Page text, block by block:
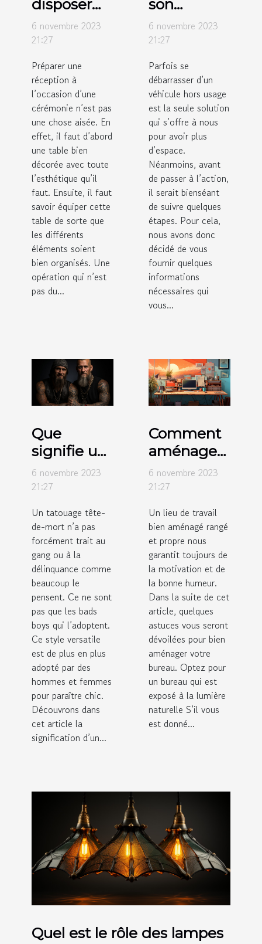
disposer
des verres
sur des
réception ?
6 novembre 2023
21:27
Préparer une
réception à
l’occasion d’une
cérémonie n’est pas
une chose aisée. En
effet, il faut d’abord
une table bien
décorée avec toute
l’esthétique qu’il
faut. Ensuite, il faut
savoir équiper cette
table de sorte que
les différents
éléments soient
bien organisés. Une
opération qui n’est
pas du...
son
véhicule
hors usage
y procédé ?
6 novembre 2023
21:27
Parfois se
débarrasser d’un
véhicule hors usage
est la seule solution
qui s’offre à nous
pour avoir plus
d’espace.
Néanmoins, avant
de passer à l’action,
il serait bienséant
de suivre quelques
étapes. Pour cela,
nous avons donc
décidé de vous
fournir quelques
informations
nécessaires qui
vous...
Que
signifie un
tatouage
tête-de-
6 novembre 2023
21:27
Un tatouage tête-
de-mort n’a pas
forcément trait au
gang ou à la
délinquance comme
beaucoup le
pensent. Ce ne sont
pas que les bads
boys qui l’adoptent.
Ce style versatile
est de plus en plus
adopté par des
hommes et femmes
pour paraître chic.
Découvrons dans
cet article la
signification d’un...
Comment
aménager
votre
espace de
6 novembre 2023
21:27
Un lieu de travail
bien aménagé rangé
et propre nous
garantit toujours de
la motivation et de
la bonne humeur.
Dans la suite de cet
article, quelques
astuces vous seront
dévoilées pour bien
aménager votre
bureau. Optez pour
un bureau qui est
exposé à la lumière
naturelle S’il vous
est donné...
Quel est le rôle des lampes